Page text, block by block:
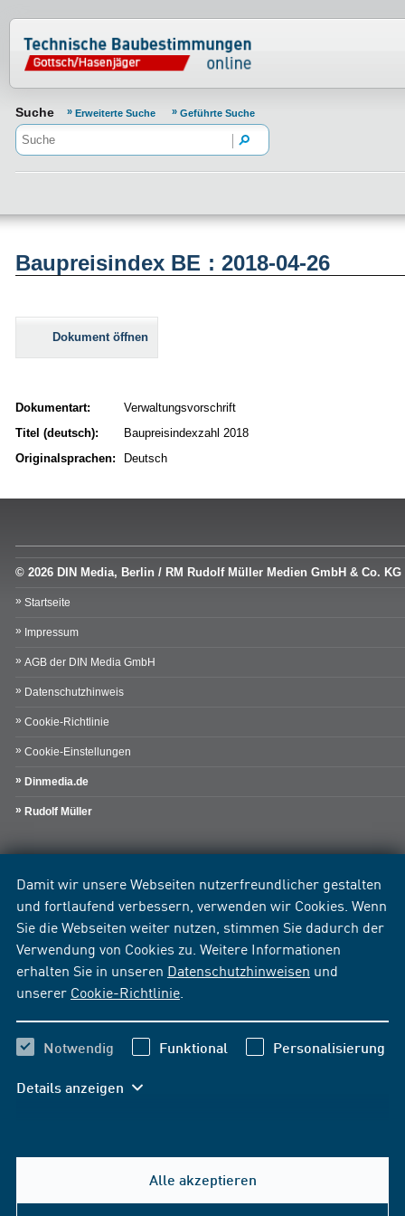
Damit wir unsere Webseiten nutzerfreundlicher gestalten
und fortlaufend verbessern, verwenden wir Cookies. Wenn
Sie die Webseiten weiter nutzen, stimmen Sie dadurch der
Verwendung von Cookies zu. Weitere Informationen
erhalten Sie in unseren Datenschutzhinweisen und
unserer Cookie-Richtlinie
Notwendig Funktional Personalisierung
Details anzeigen
Alle akzeptieren
Normenportal Barrierefreiheit
Suche Erweiterte Suche Geführte Suche
Baupreisindex BE : 2018-04-26
Dokument öffnen
Dokumentart:
Verwaltungsvorschrift
Titel (deutsch):
Baupreisindexzahl 2018
Originalsprachen:
Deutsch
© 2026 DIN Media, Berlin / RM Rudolf Müller Medien GmbH & Co. KG
Startseite
Impressum
AGB der DIN Media GmbH
Datenschutzhinweis
Cookie-Richtlinie
Cookie-Einstellungen
Dinmedia.de
Rudolf Müller
Hilfe & Kontakt